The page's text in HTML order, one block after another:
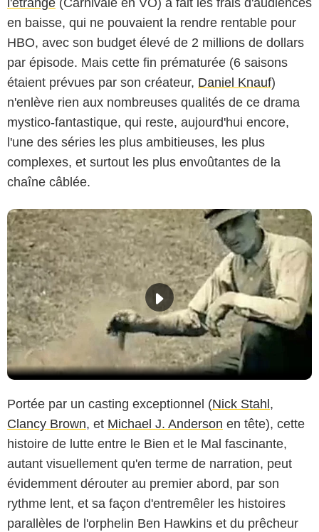
en baisse, qui ne pouvaient la rendre rentable pour
HBO, avec son budget élevé de 2 millions de dollars
par épisode. Mais cette fin prématurée (6 saisons
étaient prévues par son créateur, Daniel Knauf)
n'enlève rien aux nombreuses qualités de ce drama
mystico-fantastique, qui reste, aujourd'hui encore,
l'une des séries les plus ambitieuses, les plus
complexes, et surtout les plus envoûtantes de la
chaîne câblée.
Portée par un casting exceptionnel (Nick Stahl ,
Clancy Brown, et Michael J. Anderson en tête), cette
histoire de lutte entre le Bien et le Mal fascinante,
autant visuellement qu'en terme de narration, peut
évidemment dérouter au premier abord, par son
rythme lent, et sa façon d'entremêler les histoires
parallèles de l'orphelin Ben Hawkins et du prêcheur